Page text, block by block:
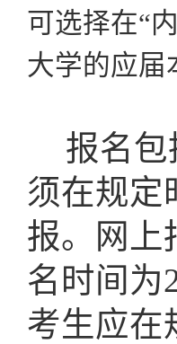
可选择在“
大学的应届
报名
须在规定
报。网上
名时间为
考生应在